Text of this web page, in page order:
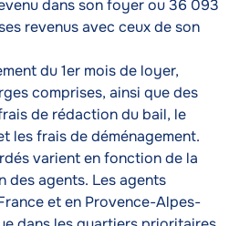
dans son foyer ou 36 093
revenus avec ceux de son
du 1er mois de loyer,
comprises, ainsi que des
de rédaction du bail, le
les frais de déménagement.
varient en fonction de la
des agents. Les agents
et en Provence-Alpes-